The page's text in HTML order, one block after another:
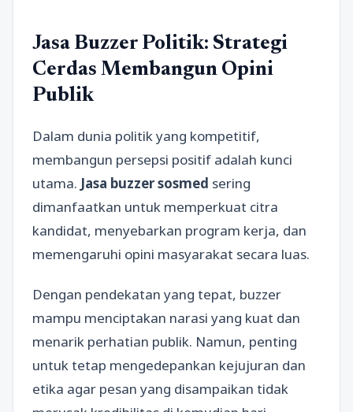
Jasa Buzzer Politik: Strategi
Cerdas Membangun Opini
Publik
Dalam dunia politik yang kompetitif,
membangun persepsi positif adalah kunci
utama. Jasa buzzer sosmed sering
dimanfaatkan untuk memperkuat citra
kandidat, menyebarkan program kerja, dan
memengaruhi opini masyarakat secara luas.
Dengan pendekatan yang tepat, buzzer
mampu menciptakan narasi yang kuat dan
menarik perhatian publik. Namun, penting
untuk tetap mengedepankan kejujuran dan
etika agar pesan yang disampaikan tidak